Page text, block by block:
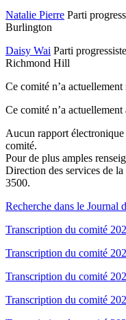
Natalie Pierre Parti
Burlington
Daisy Wai Parti
Richmond Hill
Ce comité n’a
Ce comité n’a
Aucun rapport électronique
comité.
Pour de plus amples
Direction des services de
3500.
Recherche dans le Journal
Transcription du comité
Transcription du comité
Transcription du comité
Transcription du comité